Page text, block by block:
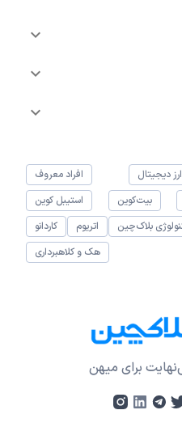
دیجیتال
افراد معروف
بیت‌کوین
استیبل کوین
بلاک‌چین اتریوم
کاردانو
هک و کلاهبرداری
برای میهن